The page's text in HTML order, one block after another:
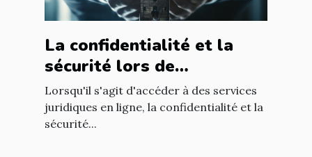
La confidentialité et la
sécurité lors de
l'utilisation d'un avocat en
ligne
Lorsqu'il s'agit d'accéder à des services
juridiques en ligne, la confidentialité et la
sécurité...